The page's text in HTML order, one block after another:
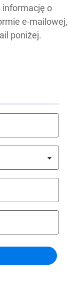
informację o
e-mailowej,
poniżej.